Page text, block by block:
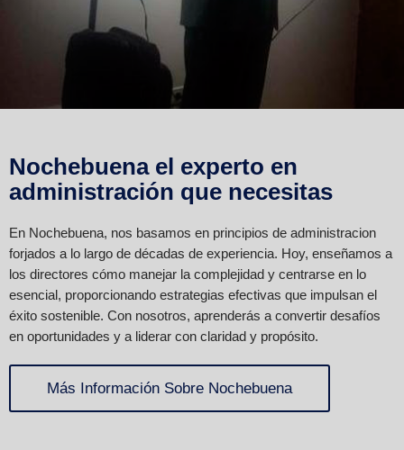
Nochebuena el experto en
administración que necesitas
En Nochebuena, nos basamos en principios de administracion
forjados a lo largo de décadas de experiencia. Hoy, enseñamos a
los directores cómo manejar la complejidad y centrarse en lo
esencial, proporcionando estrategias efectivas que impulsan el
éxito sostenible. Con nosotros, aprenderás a convertir desafíos
en oportunidades y a liderar con claridad y propósito.
Más Información Sobre Nochebuena